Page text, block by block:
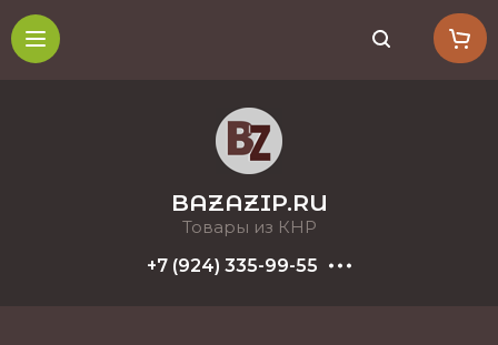
BAZAZIP.RU
Товары из КНР
+7 (924) 335-99-55